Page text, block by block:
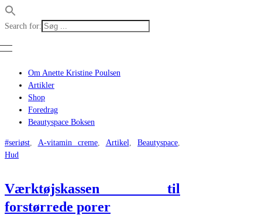
Search for:
Om Anette Kristine Poulsen
Artikler
Shop
Foredrag
Beautyspace Boksen
#seriøst, A-vitamin creme, Artikel, Beautyspace,
Hud
Værktøjskassen til
forstørrede porer